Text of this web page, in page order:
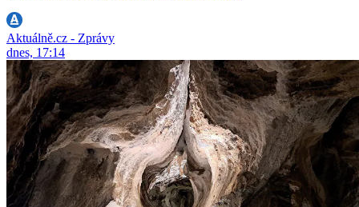
Aktuálně.cz - Zprávy
dnes, 17:14